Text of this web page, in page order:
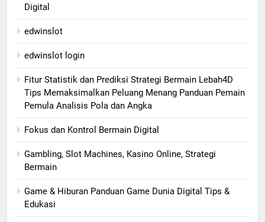
Digital
edwinslot
edwinslot login
Fitur Statistik dan Prediksi Strategi Bermain Lebah4D
Tips Memaksimalkan Peluang Menang Panduan Pemain
Pemula Analisis Pola dan Angka
Fokus dan Kontrol Bermain Digital
Gambling, Slot Machines, Kasino Online, Strategi
Bermain
Game & Hiburan Panduan Game Dunia Digital Tips &
Edukasi